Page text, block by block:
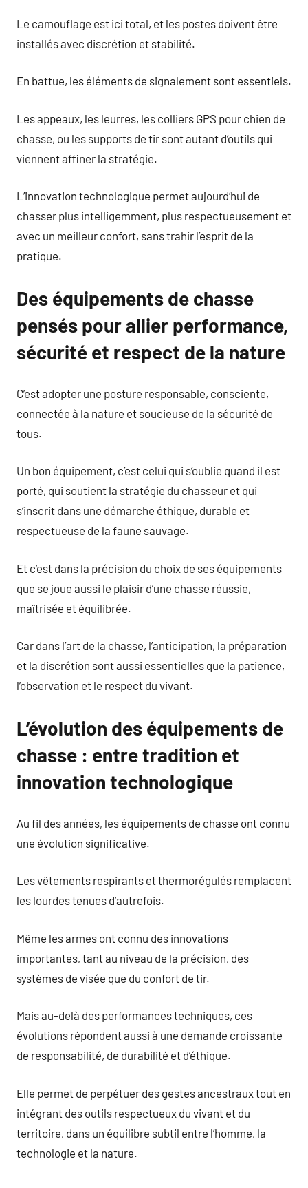
Le camouflage est ici total, et les postes doivent être
installés avec discrétion et stabilité.
En battue, les éléments de signalement sont essentiels.
Les appeaux, les leurres, les colliers GPS pour chien de
chasse, ou les supports de tir sont autant d’outils qui
viennent affiner la stratégie.
L’innovation technologique permet aujourd’hui de
chasser plus intelligemment, plus respectueusement et
avec un meilleur confort, sans trahir l’esprit de la
pratique.
Des équipements de chasse
pensés pour allier performance,
sécurité et respect de la nature
C’est adopter une posture responsable, consciente,
connectée à la nature et soucieuse de la sécurité de
tous.
Un bon équipement, c’est celui qui s’oublie quand il est
porté, qui soutient la stratégie du chasseur et qui
s’inscrit dans une démarche éthique, durable et
respectueuse de la faune sauvage.
Et c’est dans la précision du choix de ses équipements
que se joue aussi le plaisir d’une chasse réussie,
maîtrisée et équilibrée.
Car dans l’art de la chasse, l’anticipation, la préparation
et la discrétion sont aussi essentielles que la patience,
l’observation et le respect du vivant.
L’évolution des équipements de
chasse : entre tradition et
innovation technologique
Au fil des années, les équipements de chasse ont connu
une évolution significative.
Les vêtements respirants et thermorégulés remplacent
les lourdes tenues d’autrefois.
Même les armes ont connu des innovations
importantes, tant au niveau de la précision, des
systèmes de visée que du confort de tir.
Mais au-delà des performances techniques, ces
évolutions répondent aussi à une demande croissante
de responsabilité, de durabilité et d’éthique.
Elle permet de perpétuer des gestes ancestraux tout en
intégrant des outils respectueux du vivant et du
territoire, dans un équilibre subtil entre l’homme, la
technologie et la nature.